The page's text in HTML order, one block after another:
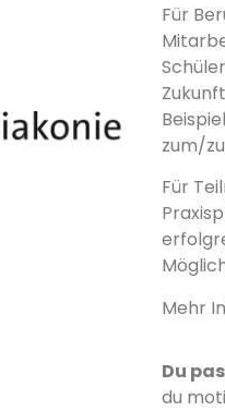
Für
zum/
Für
Mehr
Du
du